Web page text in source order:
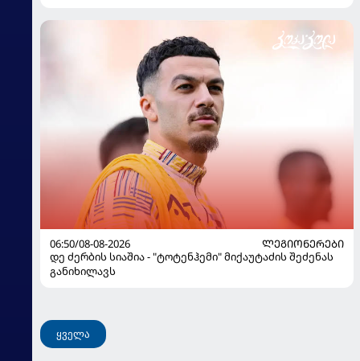
06:50/08-08-2026
ᲚᲔᲒᲘᲝᲜᲔᲠᲔᲑᲘ
დე ძერბის სიაშია - "ტოტენჰემი" მიქაუტაძის შეძენას
განიხილავს
ყველა